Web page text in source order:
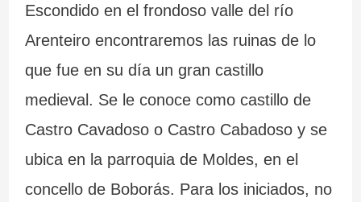
Escondido en el frondoso valle del río
Arenteiro encontraremos las ruinas de lo
que fue en su día un gran castillo
medieval. Se le conoce como castillo de
Castro Cavadoso o Castro Cabadoso y se
ubica en la parroquia de Moldes, en el
concello de Boborás. Para los iniciados, no